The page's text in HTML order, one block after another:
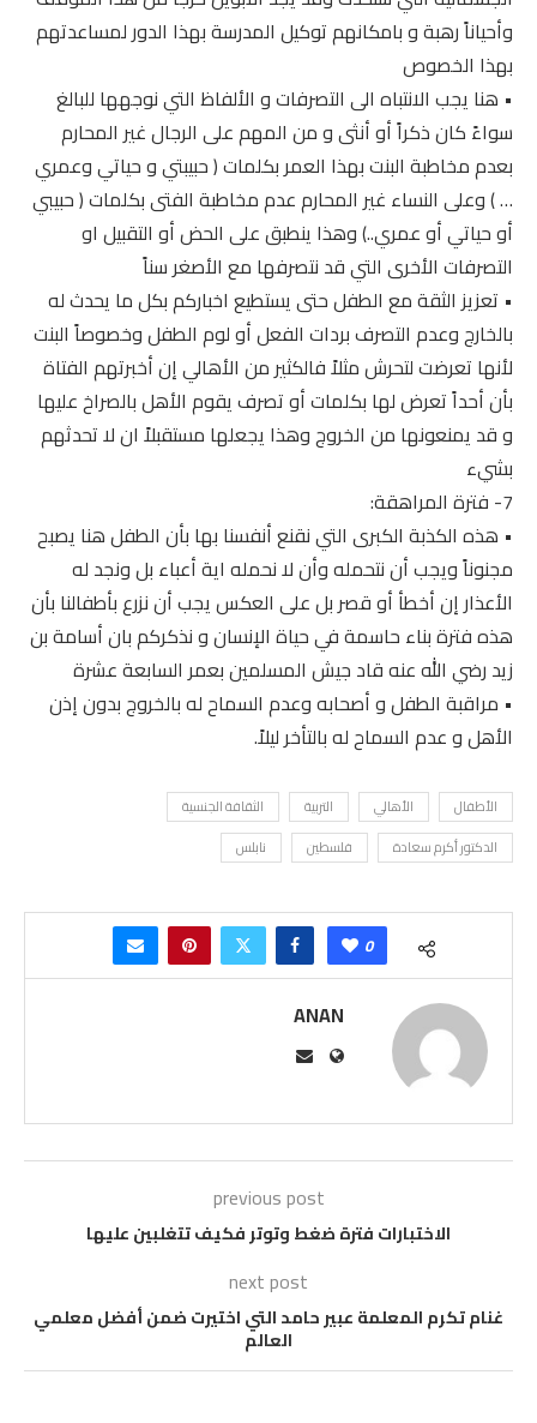
وأحياناً رهبة و بامكانهم توكيل المدرسة بهذا الدور لمساعدتهم
بهذا الخصوص
• هنا يجب الانتباه الى التصرفات و الألفاظ التي نوجهها للبالغ
سواءً كان ذكراً أو أنثى و من المهم على الرجال غير المحارم
بعدم مخاطبة البنت بهذا العمر بكلمات ( حبيبتي و حياتي وعمري
… ) وعلى النساء غير المحارم عدم مخاطبة الفتى بكلمات ( حبيبي
أو حياتي أو عمري..) وهذا ينطبق على الحض أو التقبيل او
التصرفات الأخرى التي قد نتصرفها مع الأصغر سناً
• تعزيز الثقة مع الطفل حتى يستطيع اخباركم بكل ما يحدث له
بالخارج وعدم التصرف بردات الفعل أو لوم الطفل وخصوصاً البنت
لأنها تعرضت لتحرش مثلاً فالكثير من الأهالي إن أخبرتهم الفتاة
بأن أحداً تعرض لها بكلمات أو تصرف يقوم الأهل بالصراخ عليها
و قد يمنعونها من الخروج وهذا يجعلها مستقبلاً ان لا تحدثهم
بشيء
7- فترة المراهقة:
• هذه الكذبة الكبرى التي نقنع أنفسنا بها بأن الطفل هنا يصبح
مجنوناً ويجب أن نتحمله وأن لا نحمله اية أعباء بل ونجد له
الأعذار إن أخطأ أو قصر بل على العكس يجب أن نزرع بأطفالنا بأن
هذه فترة بناء حاسمة في حياة الإنسان و نذكركم بان أسامة بن
زيد رضي الله عنه قاد جيش المسلمين بعمر السابعة عشرة
• مراقبة الطفل و أصحابه وعدم السماح له بالخروج بدون إذن
الأهل و عدم السماح له بالتأخر ليلاً.
الأطفال الأهالي التربية
الثقافة الجنسية
الدكتور أكرم سعادة
فلسطين نابلس
0
ANAN
previous post
الاختبارات فترة ضغط وتوتر فكيف تتغلبين عليها
next post
غنام تكرم المعلمة عبير حامد التي اختيرت ضمن أفضل معلمي
العالم